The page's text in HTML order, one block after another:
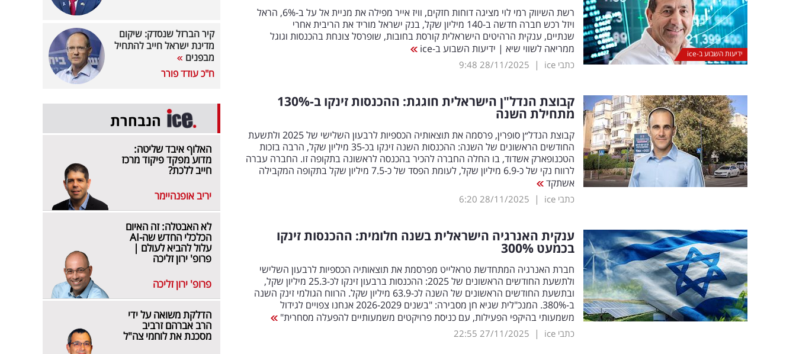
ידיעות השבוע ב-ice
רשת השיווק רמי לוי מציגה דוחות חזקים, וויז אייר מפילה את מניית אל על ב-6%, הראל
ויזל רכש חברה חדשה ב-140 מיליון שקל, בנק ישראל מוריד את הריבית אחרי
שנתיים, ענקית הרהיטים הישראלית קורסת בחובות, שופרסל צונחת בהכנסות וגוגל
ממריאה לשווי שיא | ידיעות השבוע ב-ice
כתבי ice |
28/11/2025
9:48
קבוצת הנדל"ן הישראלית חוגגת: ההכנסות זינקו ב-130%
מתחילת השנה
קבוצת הנדל״ן סופרין, פרסמה את תוצאותיה הכספיות לרבעון השלישי של 2025 ולתשעת
החודשים הראשונים של השנה: ההכנסות השנה זינקו בכ-35 מיליון שקל, הרבה בזכות
הטכנופארק אשדוד, בו החלה החברה להכיר בהכנסה לראשונה בתקופה זו. החברה עברה
לרווח נקי של כ-6.9 מיליון שקל, לעומת הפסד של כ-7.5 מיליון שקל בתקופה המקבילה
אשתקד
כתבי ice |
28/11/2025
6:20
ענקית האנרגיה הישראלית בשנה חלומית: ההכנסות זינקו
בכמעט 300 %
חברת האנרגיה המתחדשת טראלייט מפרסמת את תוצאותיה הכספיות לרבעון השלישי
ולתשעת החודשים הראשונים של 2025: ההכנסות ברבעון זינקו לכ-25.3 מיליון שקל,
ובתשעת החודשים הראשונים של השנה לכ-63.9 מיליון שקל. הרווח הגולמי זינק השנה
ב-380%. המנכ"לית שגיא חן מסבירה: "בשנים 2026-2029 אנחנו צפויים לגידול
משמעותי בהיקפי הפעילות, עם כניסת פרויקטים משמעותיים להפעלה מסחרית"
כתבי ice |
27/11/2025
22:55
קיר הברזל שנסדק: שיקום
מדינת ישראל חייב להתחיל
מבפנים
ח"כ עודד פורר
הנבחרת
האלוף איבד שליטה:
מדוע מפקד פיקוד מרכז
חייב ללכת?
יריב אופנהיימר
לא האבטלה: זה האיום
הכלכלי החדש שה-AI
עלול להביא לעולם |
פרופ' ירון זליכה
פרופ' ירון זליכה
הדלקת משואה על ידי
הרב אברהם זרביב
מסכנת את לוחמי צה"ל